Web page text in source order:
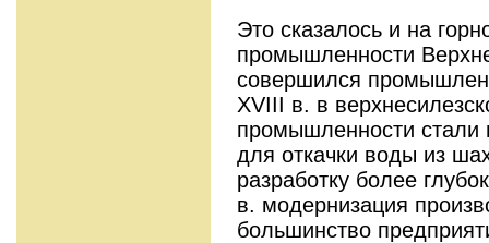
Это сказалось и на
промышленности
совершился
XVIII в. в
промышленности
для откачки воды из
разработку более
в. модернизация
большинство